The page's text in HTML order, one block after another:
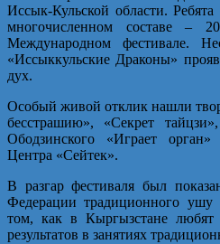
Иссык-Кульской области.
многочисленном составе –
Международном фестивале.
«Иссыккульские Драконы»
дух.
Особый живой отклик нашли
бесстрашию», «Секрет
Ободзинского «Играет
Центра «Сейтек».
В разгар фестиваля был
Федерации традиционного
том, как в Кыргызстане
результатов в занятиях